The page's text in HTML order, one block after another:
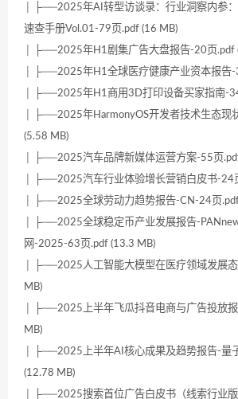
│ ├──2025年AI转型访谈录：行业洞察内参
速查手册Vol.01-79页.pdf (16 MB)
│ ├──2025年H1剧集广告大盘报告-20页.pdf
│ ├──2025年H1全球医疗健康产业资本报告-
│ ├──2025年H1商用3D打印设备买家指南-
│ ├──2025年HarmonyOS开发者技术生态现
(5.58 MB)
│ ├──2025汽车品牌新媒体运营方案-55页
│ ├──2025汽车行业体验增长营销白皮书-24
│ ├──2025全球劳动力趋势报告-CN-24页
│ ├──2025全球稳定币产业发展报告-
网-2025-63页.pdf (13.3 MB)
│ ├──2025人工智能大模型在医疗领域发展
MB)
│ ├──2025上半年飞瓜抖音电商与广告投放
MB)
│ ├──2025上半年AI核心成果及趋势报告-量
(12.78 MB)
│ ├──2025搜索首位广告白皮书（线索行业